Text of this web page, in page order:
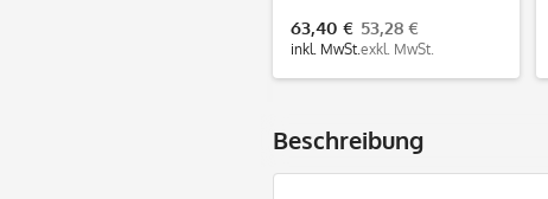
63,40 €
inkl. MwSt.
53,28 €
exkl. MwSt.
Beschreibung